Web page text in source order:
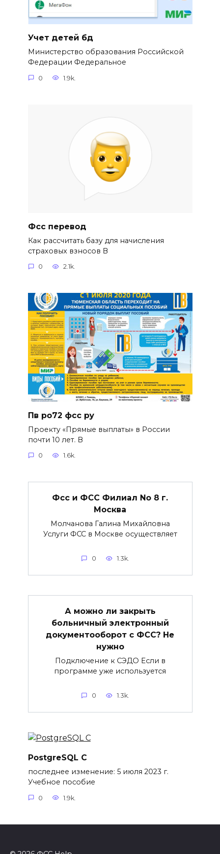
Учет детей бд
Министерство образования Российской
Федерации Федеральное
0 1.9k.
Фсс перевод
Как рассчитать базу для начисления
страховых взносов В
0 2.1k.
Пв ро72 фсс ру
Проекту «Прямые выплаты» в России
почти 10 лет. В
0 1.6k.
Фсс и ФСС Филиал No 8 г.
Москва
Молчанова Галина Михайловна
Услуги ФСС в Москве осуществляет
0 1.3k.
А можно ли закрыть
больничный электронный
документооборот с ФСС? Не
нужно
Подключение к СЭДО Если в
программе уже используется
0 1.3k.
PostgreSQL C
последнее изменение: 5 июля 2023 г.
Учебное пособие
0 1.9k.